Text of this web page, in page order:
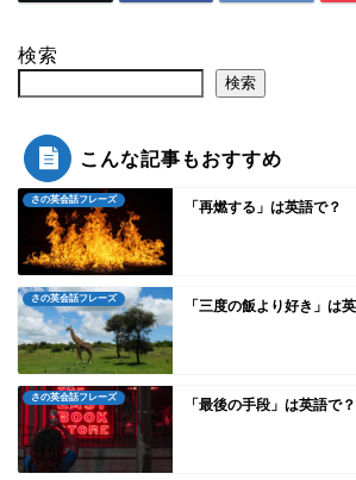
検索
検索
こんな記事もおすすめ
さの英会話フレーズ 「再燃する」は英語で？
さの英会話フレーズ 「三度の飯より好き」は
さの英会話フレーズ 「最後の手段」は英語で？